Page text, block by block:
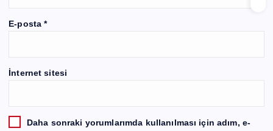
E-posta*
İnternet sitesi
Daha sonraki yorumlarımda kullanılması için adım, e-